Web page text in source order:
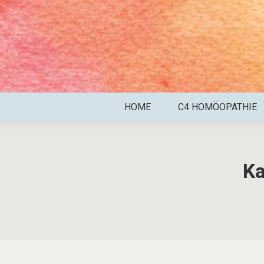
HOME C4 HOMÖOPATHIE